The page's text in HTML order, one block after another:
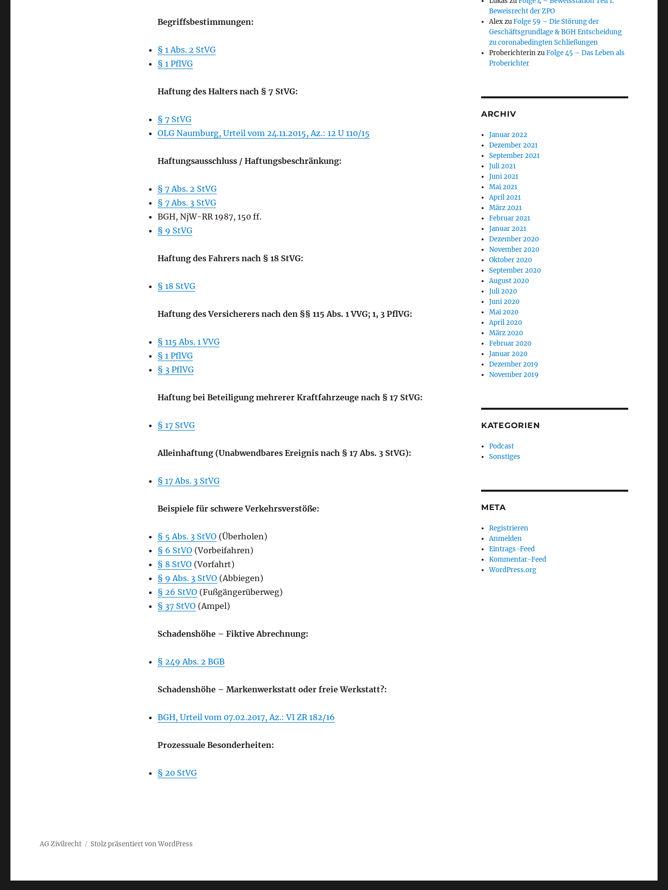
Begriffsbestimmungen:
§ 1 Abs. 2 StVG
§ 1 PflVG
Haftung des Halters nach § 7 StVG:
§ 7 StVG
OLG Naumburg, Urteil vom 24.11.2015, Az.: 12 U 110/15
Haftungsausschluss / Haftungsbeschränkung:
§ 7 Abs. 2 StVG
§ 7 Abs. 3 StVG
BGH, NjW-RR 1987, 150 ff.
§ 9 StVG
Haftung des Fahrers nach § 18 StVG:
§ 18 StVG
Haftung des Versicherers nach den §§ 115 Abs. 1 VVG; 1, 3 PflVG:
§ 115 Abs. 1 VVG
§ 1 PflVG
§ 3 PflVG
Haftung bei Beteiligung mehrerer Kraftfahrzeuge nach § 17 StVG:
§ 17 StVG
Alleinhaftung (Unabwendbares Ereignis nach § 17 Abs. 3 StVG):
§ 17 Abs. 3 StVG
Beispiele für schwere Verkehrsverstöße:
§ 5 Abs. 3 StVO (Überholen)
§ 6 StVO (Vorbeifahren)
§ 8 StVO (Vorfahrt)
§ 9 Abs. 3 StVO (Abbiegen)
§ 26 StVO (Fußgängerüberweg)
§ 37 StVO (Ampel)
Schadenshöhe – Fiktive Abrechnung:
§ 249 Abs. 2 BGB
Schadenshöhe – Markenwerkstatt oder freie Werkstatt?:
BGH, Urteil vom 07.02.2017, Az.: VI ZR 182/16
Prozessuale Besonderheiten:
§ 20 StVG
Beweisrecht der ZPO
AlexzuFolge 59 – Die Störung der
Geschäftsgrundlage & BGH Entscheidung
zu coronabedingten Schließungen
ProberichterinzuFolge 45 – Das Leben als
Proberichter
ARCHIV
Januar 2022
Dezember 2021
September 2021
Juli 2021
Juni 2021
Mai 2021
April 2021
März 2021
Februar 2021
Januar 2021
Dezember 2020
November 2020
Oktober 2020
September 2020
August 2020
Juli 2020
Juni 2020
Mai 2020
April 2020
März 2020
Februar 2020
Januar 2020
Dezember 2019
November 2019
KATEGORIEN
Podcast
Sonstiges
META
Registrieren
Anmelden
Eintrags-Feed
Kommentar-Feed
WordPress.org
AG Zivilrecht Stolz präsentiert von WordPress